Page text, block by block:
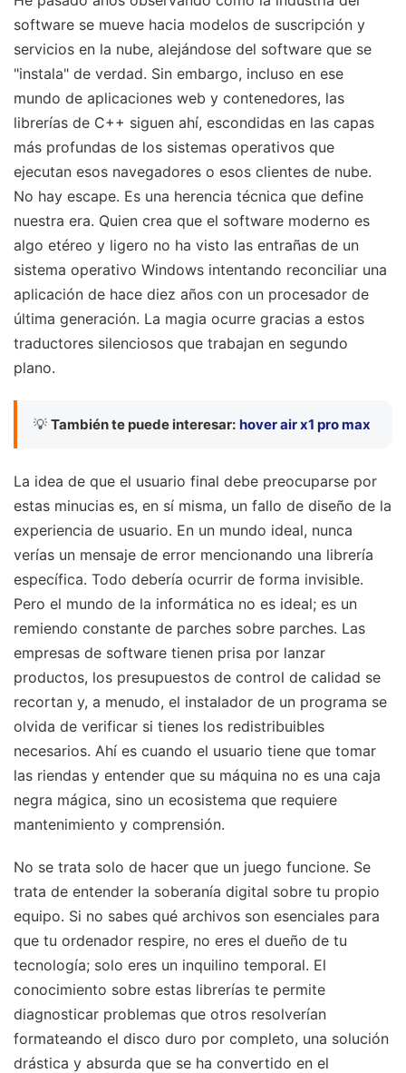
software se mueve hacia modelos de suscripción y
servicios en la nube, alejándose del software que se
"instala" de verdad. Sin embargo, incluso en ese
mundo de aplicaciones web y contenedores, las
librerías de C++ siguen ahí, escondidas en las capas
más profundas de los sistemas operativos que
ejecutan esos navegadores o esos clientes de nube.
No hay escape. Es una herencia técnica que define
nuestra era. Quien crea que el software moderno es
algo etéreo y ligero no ha visto las entrañas de un
sistema operativo Windows intentando reconciliar una
aplicación de hace diez años con un procesador de
última generación. La magia ocurre gracias a estos
traductores silenciosos que trabajan en segundo
plano.
💡 También te puede interesar: hover air x1 pro max
La idea de que el usuario final debe preocuparse por
estas minucias es, en sí misma, un fallo de diseño de la
experiencia de usuario. En un mundo ideal, nunca
verías un mensaje de error mencionando una librería
específica. Todo debería ocurrir de forma invisible.
Pero el mundo de la informática no es ideal; es un
remiendo constante de parches sobre parches. Las
empresas de software tienen prisa por lanzar
productos, los presupuestos de control de calidad se
recortan y, a menudo, el instalador de un programa se
olvida de verificar si tienes los redistribuibles
necesarios. Ahí es cuando el usuario tiene que tomar
las riendas y entender que su máquina no es una caja
negra mágica, sino un ecosistema que requiere
mantenimiento y comprensión.
No se trata solo de hacer que un juego funcione. Se
trata de entender la soberanía digital sobre tu propio
equipo. Si no sabes qué archivos son esenciales para
que tu ordenador respire, no eres el dueño de tu
tecnología; solo eres un inquilino temporal. El
conocimiento sobre estas librerías te permite
diagnosticar problemas que otros resolverían
formateando el disco duro por completo, una solución
drástica y absurda que se ha convertido en el